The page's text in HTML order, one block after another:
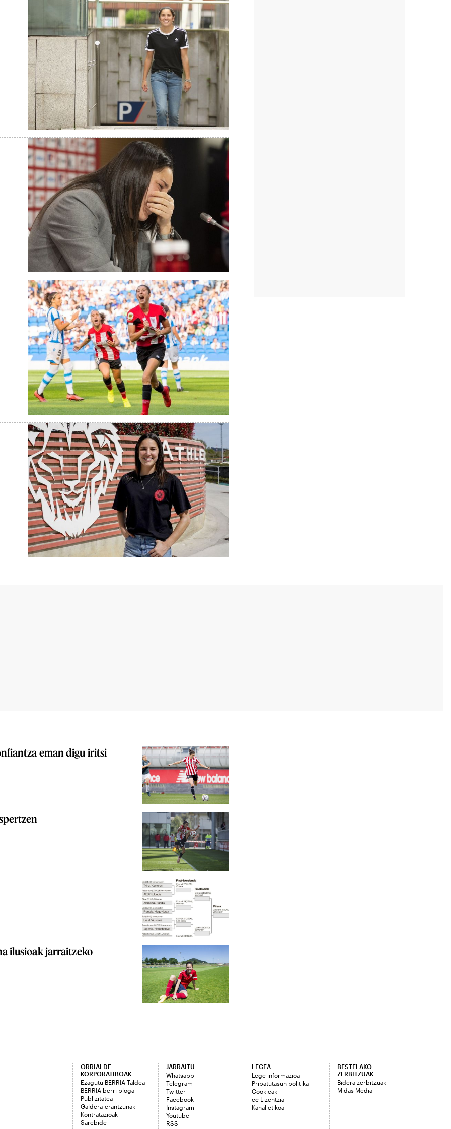
eman digu iritsi
ilusioak jarraitzeko
ORRIALDE
KORPORATIBOAK
Ezagutu BERRIA Taldea
BERRIA berri bloga
Publizitatea
Galdera-erantzunak
Kontratazioak
Sarebide
JARRAITU
Whatsapp
Telegram
Twitter
Facebook
Instagram
Youtube
RSS
LEGEA
Lege informazioa
Pribatutasun politika
Cookieak
cc Lizentzia
Kanal etikoa
BESTELAKO
ZERBITZUAK
Bidera zerbitzuak
Midas Media